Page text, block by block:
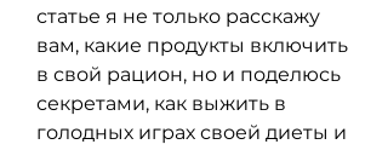
статье я не только расскажу
вам, какие продукты включить
в свой рацион, но и поделюсь
секретами, как выжить в
голодных играх своей диеты и